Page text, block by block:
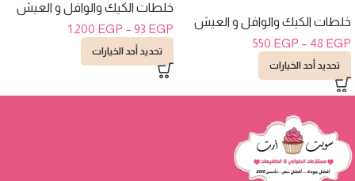
خلطات الكيك والوافل و العيش
48 EGP
–
550 EGP
تحديد أحد الخيارات
خلطات الكيك والوافل و العيش
93 EGP
–
1.200 EGP
تحديد أحد الخيارات